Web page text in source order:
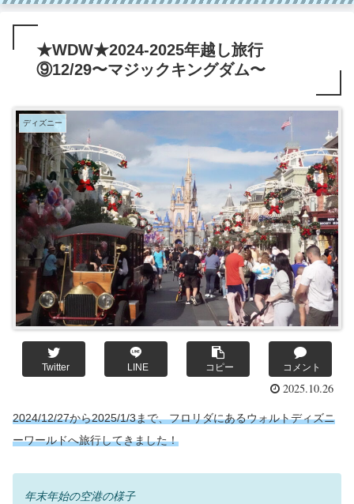
★WDW★2024-2025年越し旅行
⑨12/29〜マジックキングダム〜
ディズニー
Twitter LINE コピー コメント
2025.10.26
2024/12/27から2025/1/3まで、フロリダにあるウォルトディズニ
ーワールドへ旅行してきました！
年末年始の空港の様子